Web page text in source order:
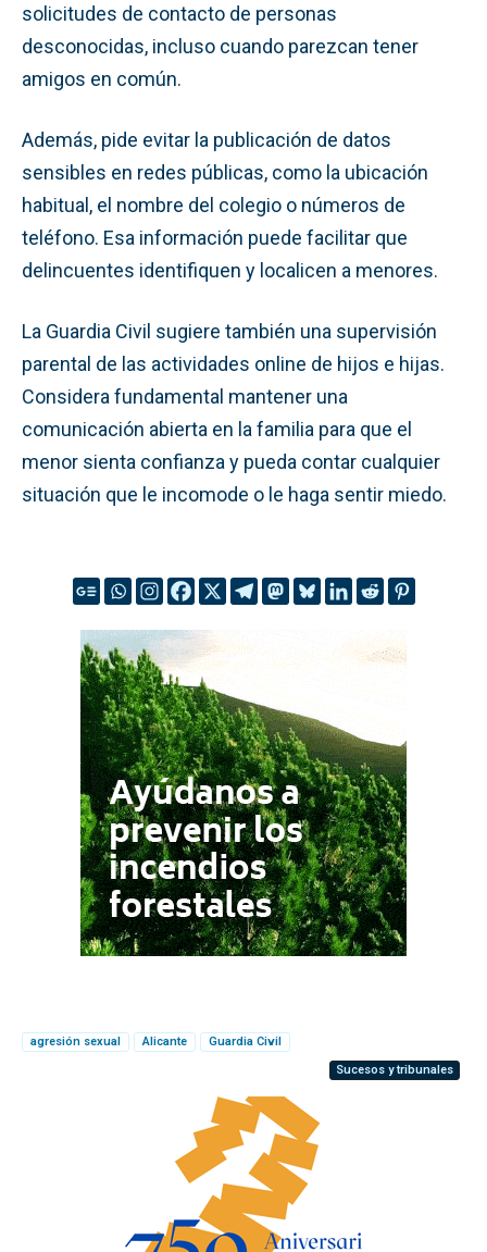
solicitudes de contacto de personas
desconocidas, incluso cuando parezcan tener
amigos en común.
Además, pide evitar la publicación de datos
sensibles en redes públicas, como la ubicación
habitual, el nombre del colegio o números de
teléfono. Esa información puede facilitar que
delincuentes identifiquen y localicen a menores.
La Guardia Civil sugiere también una supervisión
parental de las actividades online de hijos e hijas.
Considera fundamental mantener una
comunicación abierta en la familia para que el
menor sienta confianza y pueda contar cualquier
situación que le incomode o le haga sentir miedo.
agresión sexual Alicante
Guardia Civil
Sucesos y tribunales